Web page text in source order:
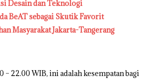
Desain dan Teknologi
BeAT sebagai Skutik Favorit
Masyarakat Jakarta-Tangerang
22.00 WIB, ini adalah kesempatan bagi